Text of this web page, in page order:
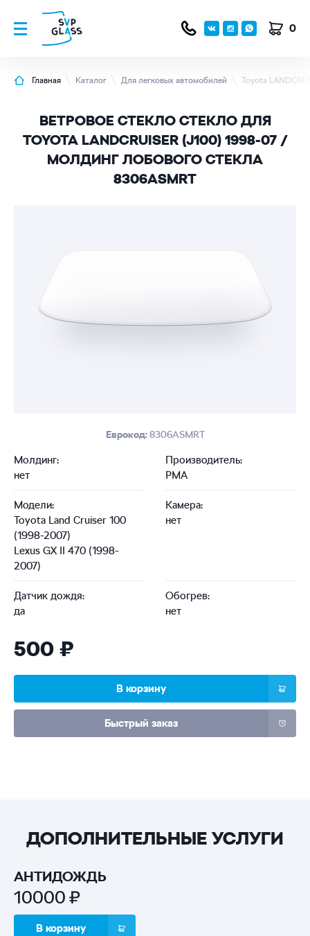
0
Главная Каталог Для легковых автомобилей Toyota
ВЕТРОВОЕ СТЕКЛО СТЕКЛО ДЛЯ
TOYOTA LANDCRUISER (J100) 1998-07 /
МОЛДИНГ ЛОБОВОГО СТЕКЛА
8306ASMRT
Еврокод:8306ASMRT
Молдинг:
нет
Производитель:
PMA
Модели:
Toyota Land Cruiser 100
(1998-2007)
Lexus GX II 470 (1998-
2007)
Камера:
нет
Датчик дождя:
да
Обогрев:
нет
500 ₽
В корзину
Быстрый заказ
ДОПОЛНИТЕЛЬНЫЕ УСЛУГИ
АНТИДОЖДЬ
10000 ₽
В корзину